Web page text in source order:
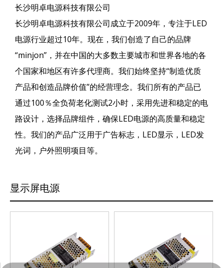
长沙明卓电源科技有限公司
长沙明卓电源科技有限公司成立于2009年，专注于LED
电源行业超过10年。现在，我们创造了自己的品牌
“minjon”，并在中国的大多数主要城市和世界各地的各
个国家和地区有许多代理商。我们始终坚持“制造优质
产品和创造品牌价值”的经营理念。我们所有的产品已
通过100％全负荷老化测试2小时，采用先进和稳定的电
路设计，选择品牌组件，确保LED电源的高质量和稳定
性。我们的产品广泛用于广告标志，LED显示，LED发
光词，户外照明项目等。
显示屏电源